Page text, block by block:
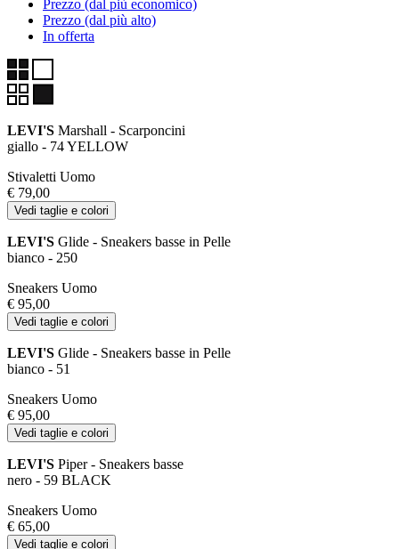
Prezzo (dal più economico)
Prezzo (dal più alto)
In offerta
LEVI'S Marshall - Scarponcini
giallo - 74 YELLOW
Stivaletti Uomo
€ 79,00
Vedi taglie e colori
LEVI'S Glide - Sneakers basse in Pelle
bianco - 250
Sneakers Uomo
€ 95,00
Vedi taglie e colori
LEVI'S Glide - Sneakers basse in Pelle
bianco - 51
Sneakers Uomo
€ 95,00
Vedi taglie e colori
LEVI'S Piper - Sneakers basse
nero - 59 BLACK
Sneakers Uomo
€ 65,00
Vedi taglie e colori